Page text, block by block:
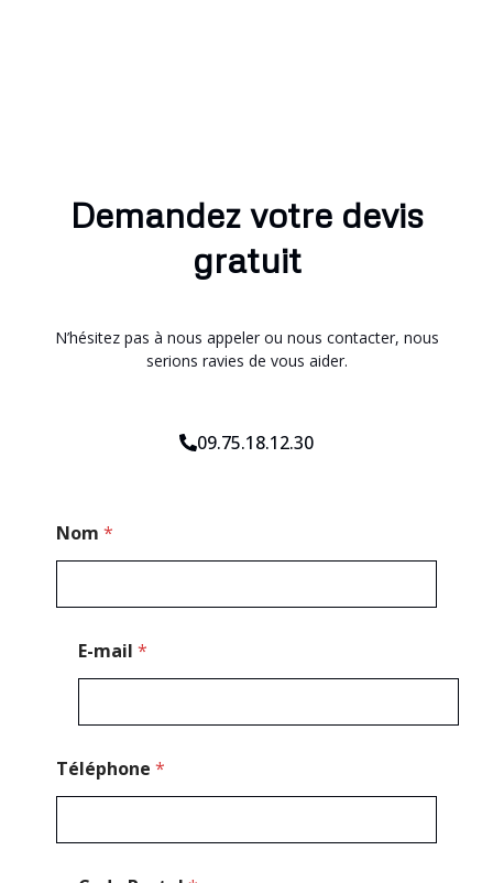
Demandez votre devis
gratuit
N’hésitez pas à nous appeler ou nous contacter, nous
serions ravies de vous aider.
09.75.18.12.30
Nom *
E-mail *
Téléphone *